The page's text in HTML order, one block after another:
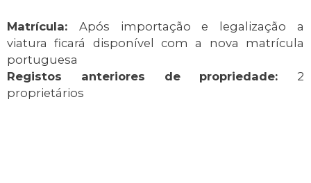
Matrícula: Após importação e legalização a
viatura ficará disponível com a nova matrícula
portuguesa
Registos anteriores de propriedade: 2
proprietários